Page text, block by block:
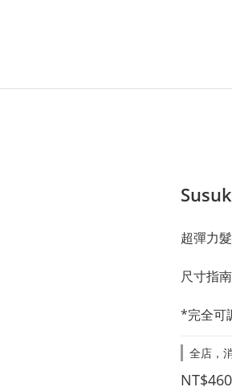
超彈力
尺寸指
*完全可
全店，
NT$460